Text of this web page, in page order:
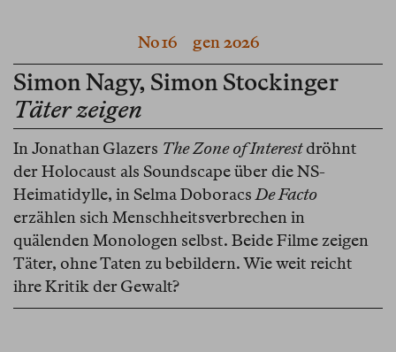
No 16gen 2026
Simon Nagy, Simon Stockinger
Täter zeigen
In Jonathan Glazers The Zone of Interestdröhnt
der Holocaust als Soundscape über die NS-
Heimatidylle, in Selma DoboracsDe Facto
erzählen sich Menschheitsverbrechen in
quälenden Monologen selbst. Beide Filme zeigen
Täter, ohne Taten zu bebildern. Wie weit reicht
ihre Kritik der Gewalt?